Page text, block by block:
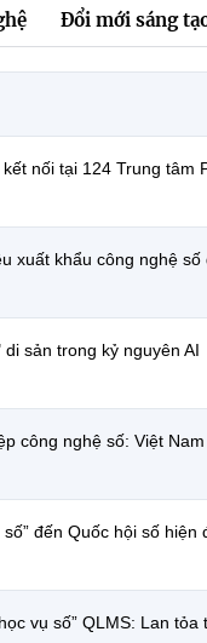
Đổi mới sáng
nối tại 124 Trung tâm
xuất khẩu công nghệ
sản trong kỷ nguyên AI
công nghệ số: Việt
đến Quốc hội số hiện
vụ số” QLMS: Lan